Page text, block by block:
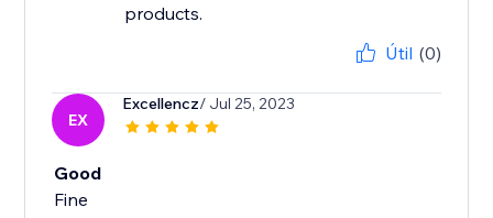
products.
Útil (0)
EX
Excellencz/ Jul 25, 2023
Good
Fine